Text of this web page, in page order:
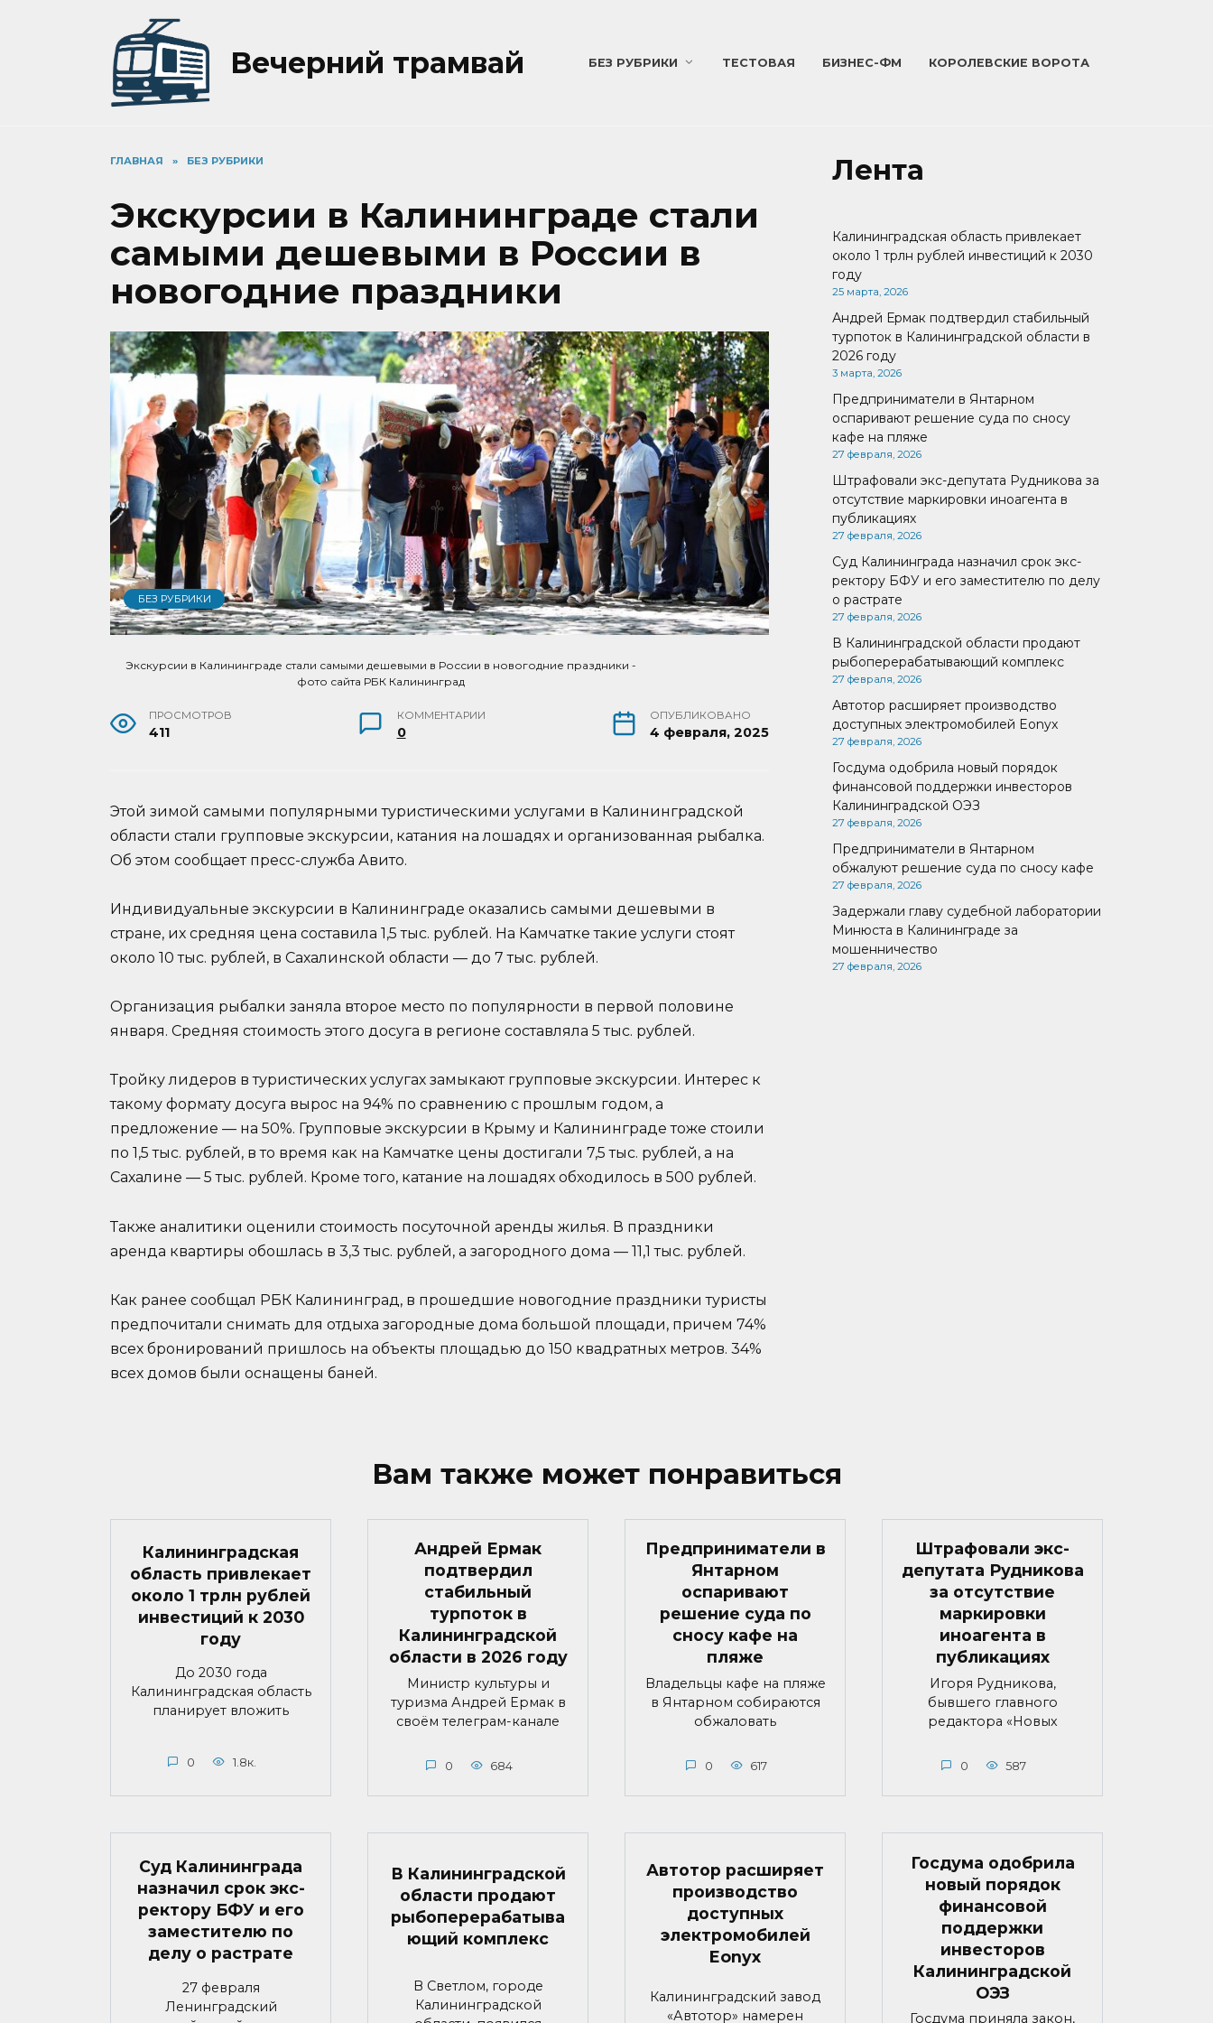
Вечерний трамвай БЕЗ РУБРИКИ ТЕСТОВАЯ БИЗНЕС-ФМ КОРОЛЕВСКИЕ ВОРОТА
ГЛАВНАЯ » БЕЗ РУБРИКИ
Экскурсии в Калининграде стали
самыми дешевыми в России в
новогодние праздники
БЕЗ РУБРИКИ
Экскурсии в Калининграде стали самыми дешевыми в России в новогодние праздники -
фото сайта РБК Калининград
ПРОСМОТРОВ
411
КОММЕНТАРИИ
0
ОПУБЛИКОВАНО
4 февраля, 2025
Этой зимой самыми популярными туристическими услугами в Калининградской
области стали групповые экскурсии, катания на лошадях и организованная рыбалка.
Об этом сообщает пресс-служба Авито.
Индивидуальные экскурсии в Калининграде оказались самыми дешевыми в
стране, их средняя цена составила 1,5 тыс. рублей. На Камчатке такие услуги стоят
около 10 тыс. рублей, в Сахалинской области — до 7 тыс. рублей.
Организация рыбалки заняла второе место по популярности в первой половине
января. Средняя стоимость этого досуга в регионе составляла 5 тыс. рублей.
Тройку лидеров в туристических услугах замыкают групповые экскурсии. Интерес к
такому формату досуга вырос на 94% по сравнению с прошлым годом, а
предложение — на 50%. Групповые экскурсии в Крыму и Калининграде тоже стоили
по 1,5 тыс. рублей, в то время как на Камчатке цены достигали 7,5 тыс. рублей, а на
Сахалине — 5 тыс. рублей. Кроме того, катание на лошадях обходилось в 500 рублей.
Также аналитики оценили стоимость посуточной аренды жилья. В праздники
аренда квартиры обошлась в 3,3 тыс. рублей, а загородного дома — 11,1 тыс. рублей.
Как ранее сообщал РБК Калининград, в прошедшие новогодние праздники туристы
предпочитали снимать для отдыха загородные дома большой площади, причем 74%
всех бронирований пришлось на объекты площадью до 150 квадратных метров. 34%
всех домов были оснащены баней.
Лента
Калининградская область привлекает
около 1 трлн рублей инвестиций к 2030
году
25 марта, 2026
Андрей Ермак подтвердил стабильный
турпоток в Калининградской области в
2026 году
3 марта, 2026
Предприниматели в Янтарном
оспаривают решение суда по сносу
кафе на пляже
27 февраля, 2026
Штрафовали экс-депутата Рудникова за
отсутствие маркировки иноагента в
публикациях
27 февраля, 2026
Суд Калининграда назначил срок экс-
ректору БФУ и его заместителю по делу
о растрате
27 февраля, 2026
В Калининградской области продают
рыбоперерабатывающий комплекс
27 февраля, 2026
Автотор расширяет производство
доступных электромобилей Eonyx
27 февраля, 2026
Госдума одобрила новый порядок
финансовой поддержки инвесторов
Калининградской ОЭЗ
27 февраля, 2026
Предприниматели в Янтарном
обжалуют решение суда по сносу кафе
27 февраля, 2026
Задержали главу судебной лаборатории
Минюста в Калининграде за
мошенничество
27 февраля, 2026
Вам также может понравиться
Калининградская
область привлекает
около 1 трлн рублей
инвестиций к 2030
году
До 2030 года
Калининградская область
планирует вложить
0 1.8к.
Андрей Ермак
подтвердил
стабильный
турпоток в
Калининградской
области в 2026 году
Министр культуры и
туризма Андрей Ермак в
своём телеграм-канале
0 684
Предприниматели в
Янтарном
оспаривают
решение суда по
сносу кафе на
пляже
Владельцы кафе на пляже
в Янтарном собираются
обжаловать
0 617
Штрафовали экс-
депутата Рудникова
за отсутствие
маркировки
иноагента в
публикациях
Игоря Рудникова,
бывшего главного
редактора «Новых
0 587
Суд Калининграда
назначил срок экс-
ректору БФУ и его
заместителю по
делу о растрате
27 февраля
Ленинградский
В Калининградской
области продают
рыбоперерабатыва
ющий комплекс
В Светлом, городе
Калининградской
Автотор расширяет
производство
доступных
электромобилей
Eonyx
Калининградский завод
«Автотор» намерен
Госдума одобрила
новый порядок
финансовой
поддержки
инвесторов
Калининградской
ОЭЗ
Госдума приняла закон,